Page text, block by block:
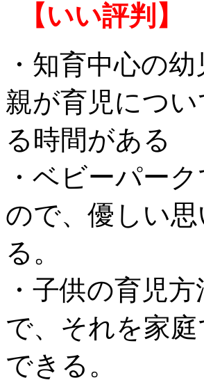
【いい評判】
・知育中心の
親が育児につ
る時間がある
・ベビーパー
ので、優しい
る。
・子供の育児
で、それを家
できる。